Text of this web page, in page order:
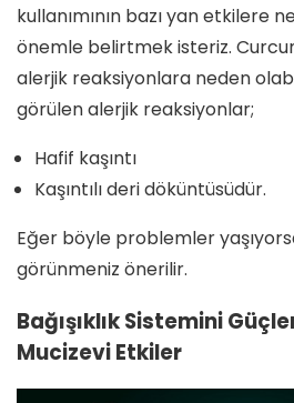
kullanımının bazı yan etkilere
önemle belirtmek isteriz.
alerjik reaksiyonlara neden
görülen alerjik reaksiyonlar;
Hafif kaşıntı
Kaşıntılı deri döküntüsüdür.
Eğer böyle problemler
görünmeniz önerilir.
Bağışıklık Sistemini
Mucizevi Etkiler